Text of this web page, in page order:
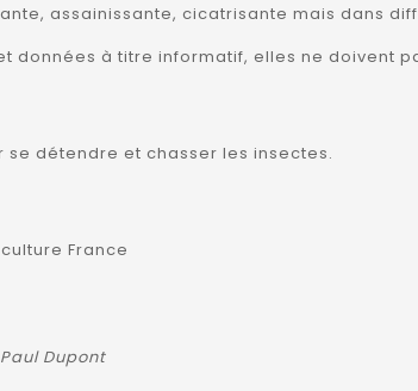
assainissante, cicatrisante mais dans
à titre informatif, elles ne doivent
détendre et chasser les insectes.
France
Dupont